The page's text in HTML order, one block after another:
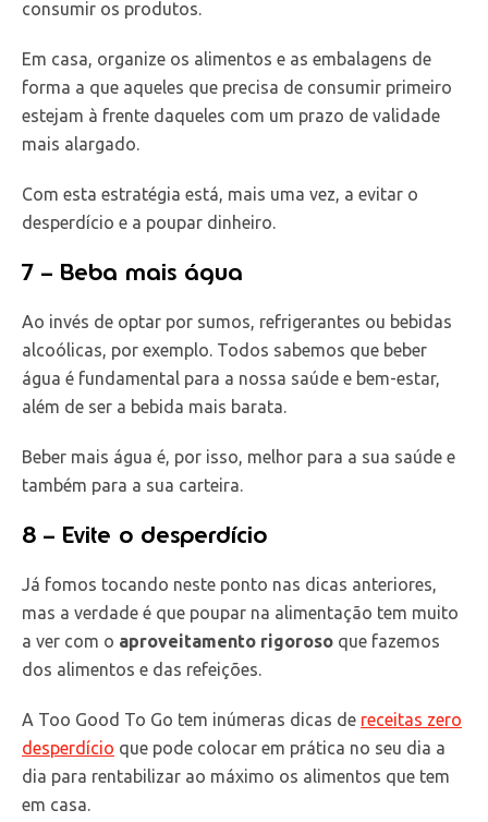
consumir os produtos.
Em casa, organize os alimentos e as embalagens de
forma a que aqueles que precisa de consumir primeiro
estejam à frente daqueles com um prazo de validade
mais alargado.
Com esta estratégia está, mais uma vez, a evitar o
desperdício e a poupar dinheiro.
7 – Beba mais água
Ao invés de optar por sumos, refrigerantes ou bebidas
alcoólicas, por exemplo. Todos sabemos que beber
água é fundamental para a nossa saúde e bem-estar,
além de ser a bebida mais barata.
Beber mais água é, por isso, melhor para a sua saúde e
também para a sua carteira.
8 – Evite o desperdício
Já fomos tocando neste ponto nas dicas anteriores,
mas a verdade é que poupar na alimentação tem muito
a ver com o aproveitamento rigoroso que fazemos
dos alimentos e das refeições.
A Too Good To Go tem inúmeras dicas de receitas zero
desperdício que pode colocar em prática no seu dia a
dia para rentabilizar ao máximo os alimentos que tem
em casa.